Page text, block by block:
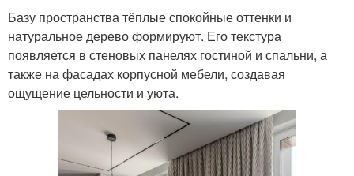
Базу пространства тёплые спокойные оттенки и
натуральное дерево формируют. Его текстура
появляется в стеновых панелях гостиной и спальни, а
также на фасадах корпусной мебели, создавая
ощущение цельности и уюта.